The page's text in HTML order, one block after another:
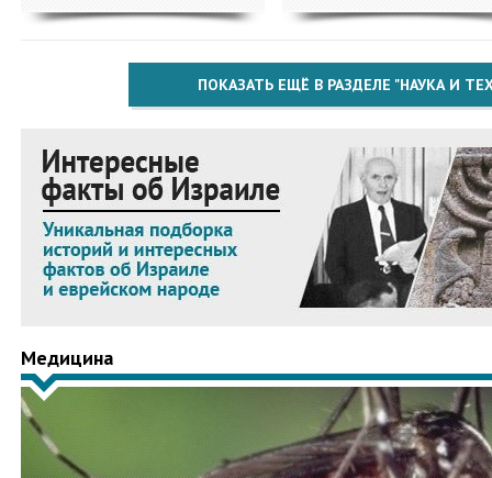
ПОКАЗАТЬ ЕЩЁ В РАЗДЕЛЕ "НАУКА И
Медицина